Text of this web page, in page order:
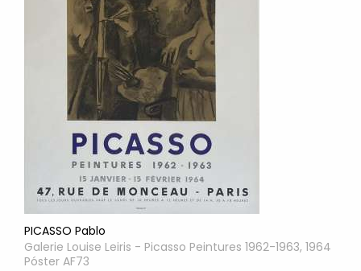
PICASSO Pablo
Galerie Louise Leiris - Picasso Peintures 1962-1963, 1964
Póster AF73